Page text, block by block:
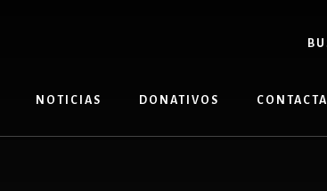
NOTICIAS DONATIVOS CONTACTA